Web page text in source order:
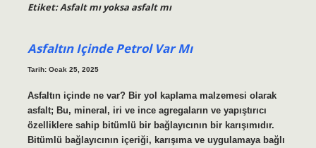
Etiket:Asfalt mı yoksa asfalt mı
Asfaltın Içinde Petrol Var Mı
Tarih: Ocak 25, 2025
Asfaltın içinde ne var? Bir yol kaplama malzemesi olarak
asfalt; Bu, mineral, iri ve ince agregaların ve yapıştırıcı
özelliklere sahip bitümlü bir bağlayıcının bir karışımıdır.
Bitümlü bağlayıcının içeriği, karışıma ve uygulamaya bağlı